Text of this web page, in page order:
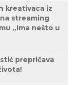
kreativaca iz
streaming
„Ima nešto u
prepričava